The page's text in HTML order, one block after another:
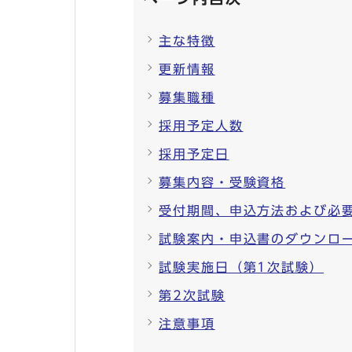
主な特徴
更新情報
募集職種
採用予定人数
採用予定日
募集内容・受験資格
受付期間、申込方法および必
試験案内・申込書のダウンロ
試験実施日（第1次試験）
第2次試験
注意事項